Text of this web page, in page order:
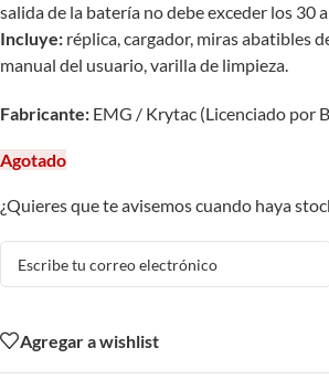
salida de la batería no debe exceder los 30
Incluye: réplica, cargador, miras abatibles
manual del usuario, varilla de limpieza.
Fabricante: EMG / Krytac (Licenciado por
Agotado
¿Quieres que te avisemos cuando haya
Agregar a wishlist